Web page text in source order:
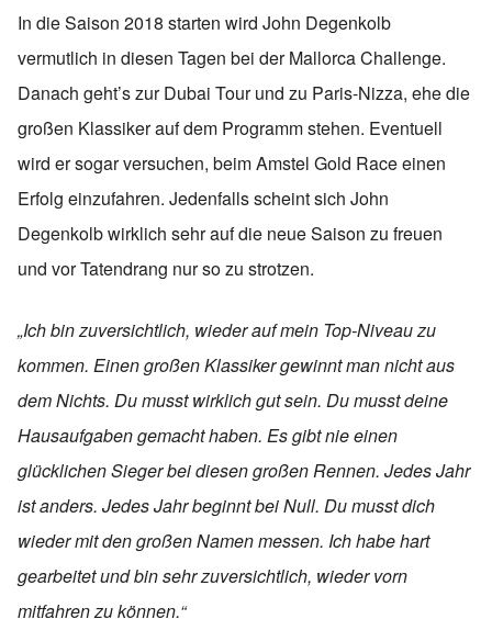
In die Saison 2018 starten wird John Degenkolb
vermutlich in diesen Tagen bei der Mallorca Challenge.
Danach geht’s zur Dubai Tour und zu Paris-Nizza, ehe die
großen Klassiker auf dem Programm stehen. Eventuell
wird er sogar versuchen, beim Amstel Gold Race einen
Erfolg einzufahren. Jedenfalls scheint sich John
Degenkolb wirklich sehr auf die neue Saison zu freuen
und vor Tatendrang nur so zu strotzen.
„Ich bin zuversichtlich, wieder auf mein Top-Niveau zu
kommen. Einen großen Klassiker gewinnt man nicht aus
dem Nichts. Du musst wirklich gut sein. Du musst deine
Hausaufgaben gemacht haben. Es gibt nie einen
glücklichen Sieger bei diesen großen Rennen. Jedes Jahr
ist anders. Jedes Jahr beginnt bei Null. Du musst dich
wieder mit den großen Namen messen. Ich habe hart
gearbeitet und bin sehr zuversichtlich, wieder vorn
mitfahren zu können.“